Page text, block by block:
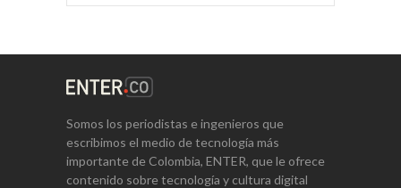
Somos los periodistas e ingenieros que
escribimos el medio de tecnología más
importante de Colombia, ENTER, que le ofrece
contenido sobre tecnología y cultura digital